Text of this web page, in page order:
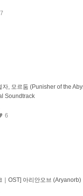
7
자, 모르둠 (Punisher of the
Soundtrack
6
｜OST] 아리안오브 (Aryanorb)